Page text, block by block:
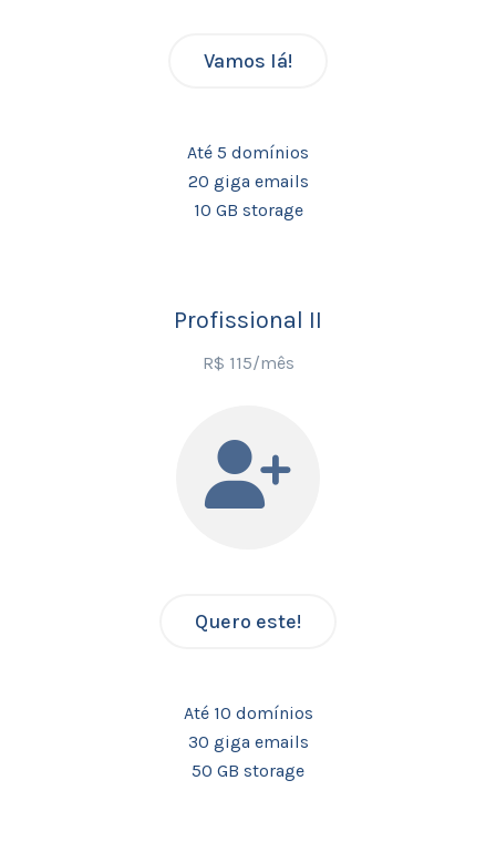
Vamos lá!
Até 5 domínios
20 giga emails
10 GB storage
Profissional II
R$ 115/mês
Quero este!
Até 10 domínios
30 giga emails
50 GB storage